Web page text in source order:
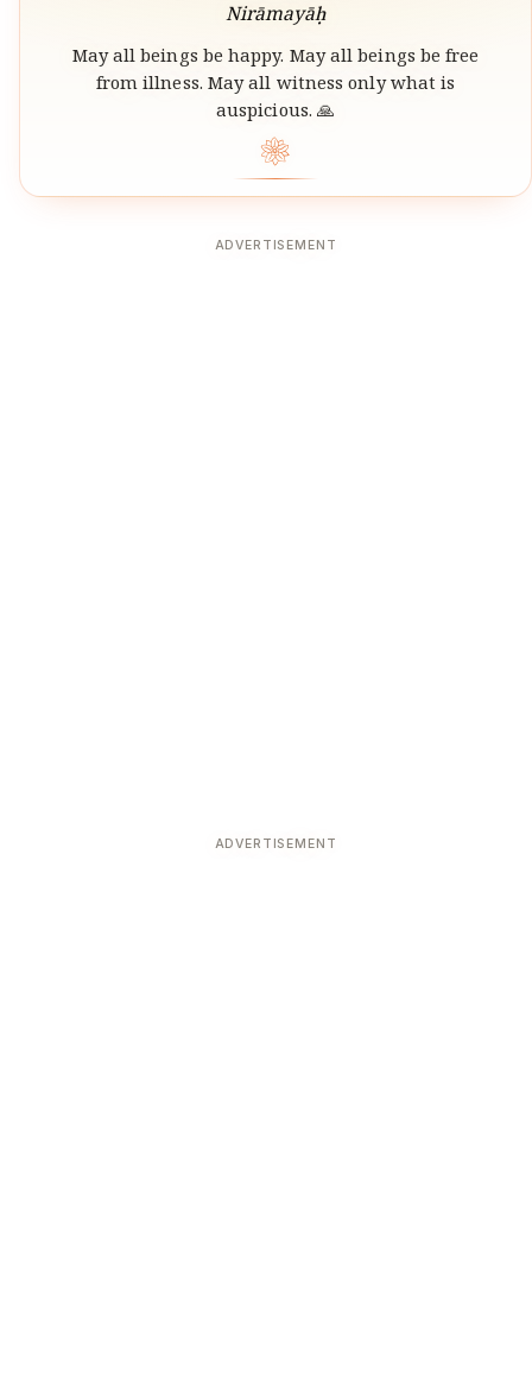
Nirāmayāḥ
May all beings be happy. May all beings be free
from illness. May all witness only what is
auspicious. 🙏
❀
ADVERTISEMENT
ADVERTISEMENT